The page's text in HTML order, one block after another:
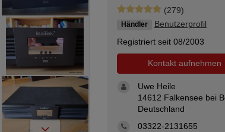
(279)
Händler
Benutzerprofil
Registriert seit 08/2003
Kontakt aufnehmen
Uwe Heile
14612 Falkensee bei
Deutschland
03322-2131655